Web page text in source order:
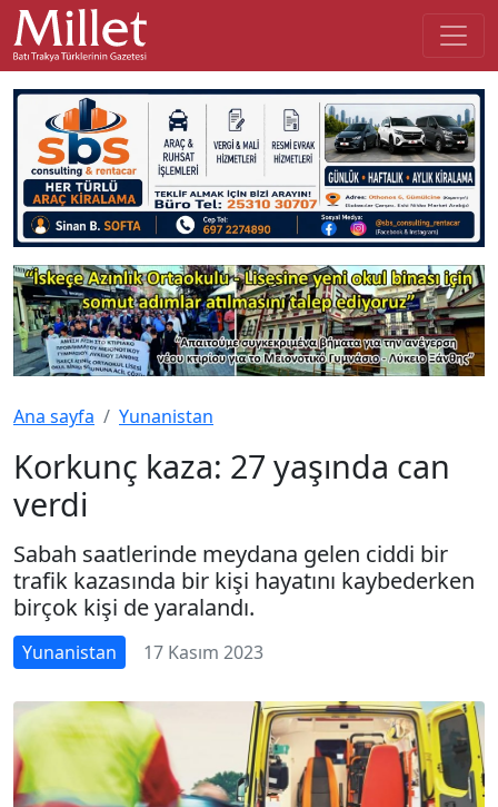
Ana sayfa Yunanistan
Korkunç kaza: 27 yaşında can
verdi
Sabah saatlerinde meydana gelen ciddi bir
trafik kazasında bir kişi hayatını kaybederken
birçok kişi de yaralandı.
Yunanistan 17 Kasım 2023